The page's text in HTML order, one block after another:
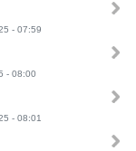
- 07:59
- 08:00
- 08:01